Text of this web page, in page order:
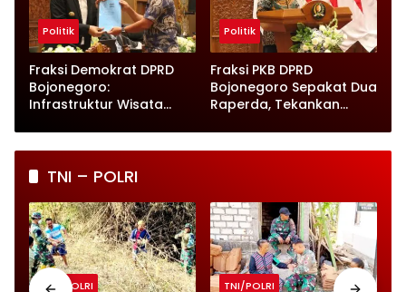
Politik
Fraksi Demokrat DPRD
Bojonegoro:
Infrastruktur Wisata
Politik
Fraksi PKB DPRD
Bojonegoro Sepakat Dua
Raperda, Tekankan
TNI – POLRI
TNI/POLRI TNI/POLRI